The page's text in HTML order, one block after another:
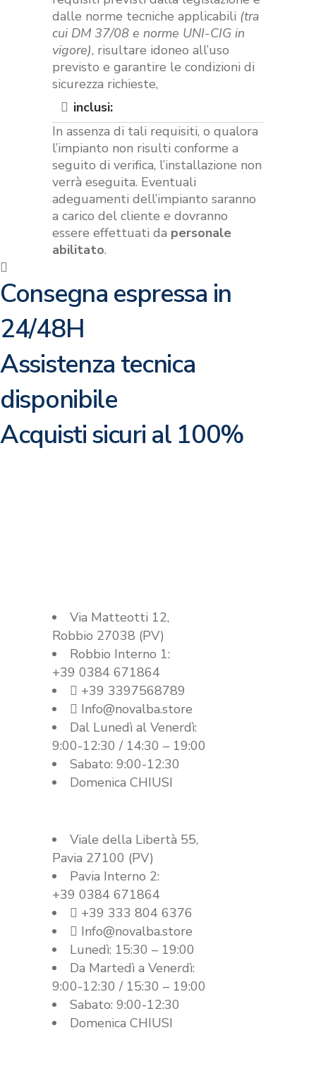
dalle norme tecniche applicabili (tra
cui DM 37/08 e norme UNI-CIG in
vigore), risultare idoneo all’uso
previsto e garantire le condizioni di
sicurezza richieste,
inclusi:
In assenza di tali requisiti, o qualora
l’impianto non risulti conforme a
seguito di verifica, l’installazione non
verrà eseguita. Eventuali
adeguamenti dell’impianto saranno
a carico del cliente e dovranno
essere effettuati da personale
abilitato.
Consegna espressa in
24/48H
Assistenza tecnica
disponibile
Acquisti sicuri al 100%
Via Matteotti 12,
Robbio 27038 (PV)
Robbio Interno 1:
+39 0384 671864
+39 3397568789
Info@novalba.store
Dal Lunedì al Venerdì:
9:00-12:30 / 14:30 – 19:00
Sabato: 9:00-12:30
Domenica CHIUSI
Viale della Libertà 55,
Pavia 27100 (PV)
Pavia Interno 2:
+39 0384 671864
+39 333 804 6376
Info@novalba.store
Lunedì: 15:30 – 19:00
Da Martedì a Venerdì:
9:00-12:30 / 15:30 – 19:00
Sabato: 9:00-12:30
Domenica CHIUSI